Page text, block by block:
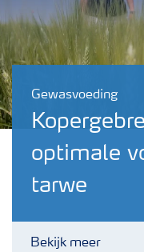
Gewasvoeding
optimale
tarwe
Bekijk meer